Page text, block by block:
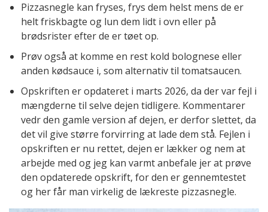
Pizzasnegle kan fryses, frys dem helst mens de er
helt friskbagte og lun dem lidt i ovn eller på
brødsrister efter de er tøet op.
Prøv også at komme en rest kold bolognese eller
anden kødsauce i, som alternativ til tomatsaucen.
Opskriften er opdateret i marts 2026, da der var fejl i
mængderne til selve dejen tidligere. Kommentarer
vedr den gamle version af dejen, er derfor slettet, da
det vil give større forvirring at lade dem stå. Fejlen i
opskriften er nu rettet, dejen er lækker og nem at
arbejde med og jeg kan varmt anbefale jer at prøve
den opdaterede opskrift, for den er gennemtestet
og her får man virkelig de lækreste pizzasnegle.